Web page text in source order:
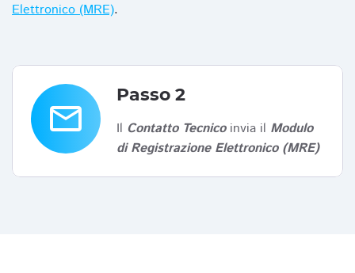
Elettronico (MRE).
email
Passo 2
Il Contatto Tecnicoinvia il Modulo
di Registrazione Elettronico (MRE)